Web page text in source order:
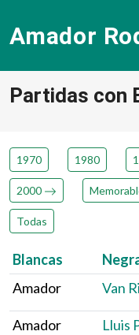
Amador
Partidas con
1970 1980
2000
Todas
Blancas
Amador
Van
Amador Lluis